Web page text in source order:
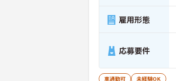
雇用形態
応募要件
車通勤可 未経験OK